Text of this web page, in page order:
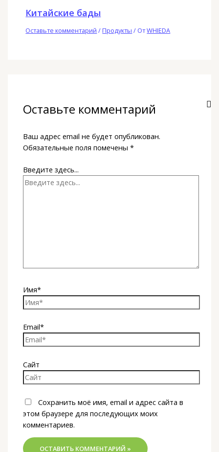
Китайские бады
Оставьте комментарий /Продукты / ОтWHIEDA
Оставьте комментарий
Ваш адрес email не будет опубликован.
Обязательные поля помечены*
Введите здесь...
Имя*
Email*
Сайт
Сохранить моё имя, email и адрес сайта в
этом браузере для последующих моих
комментариев.